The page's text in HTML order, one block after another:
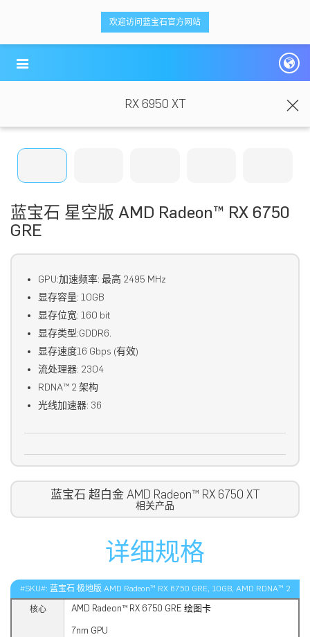
欢迎访问蓝宝石官方网站
RX 6950 XT
蓝宝石 星空版 AMD Radeon™ RX 6750
GRE
GPU:加速频率: 最高 2495 MHz
显存容量: 10GB
显存位宽: 160 bit
显存类型:GDDR6.
显存速度16 Gbps (有效)
流处理器: 2304
RDNA™ 2 架构
光线加速器: 36
蓝宝石 超白金 AMD Radeon™ RX 6750 XT
相关产品
详细规格
#SKU#: 蓝宝石 极地版 AMD Radeon™ RX 6750 GRE, 10GB, AMD RDNA™ 2
核心 AMD Radeon™ RX 6750 GRE 绘图卡
7nm GPU
<ti-item style="box-sizing: border-box;"><ti-item style="box-sizing: border-box;">
蓝宝科技
</ti-item>